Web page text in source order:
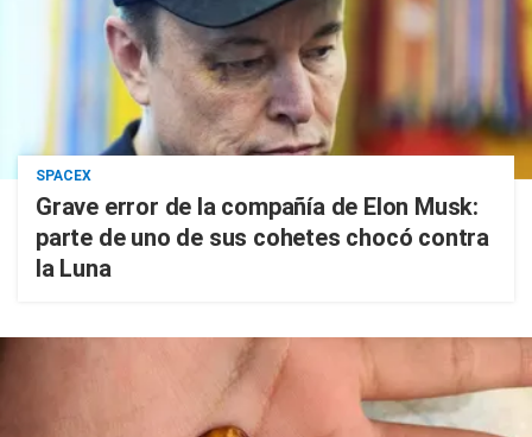
SPACEX
Grave error de la compañía de Elon Musk:
parte de uno de sus cohetes chocó contra
la Luna